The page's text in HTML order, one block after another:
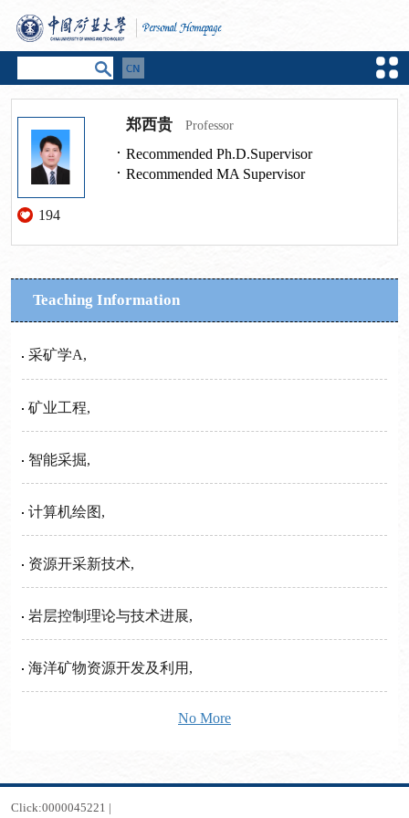
194
郑西贵 Professor
Recommended Ph.D.Supervisor
Recommended MA Supervisor
Teaching Information
采矿学A,
矿业工程,
智能采掘,
计算机绘图,
资源开采新技术,
岩层控制理论与技术进展,
海洋矿物资源开发及利用,
No More
Click:0000045221 |